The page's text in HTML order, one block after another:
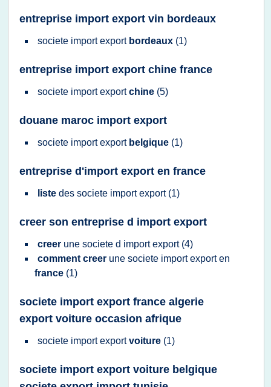
entreprise import export vin bordeaux
societe import export bordeaux (1)
entreprise import export chine france
societe import exportchine (5)
douane maroc import export
societe import export belgique (1)
entreprise d'import export en france
liste des societe import export (1)
creer son entreprise d import export
creer une societe d import export (4)
comment creer une societe import exporten
france (1)
societe import export france algerie
export voiture occasion afrique
societe import exportvoiture (1)
societe import export voiture belgique